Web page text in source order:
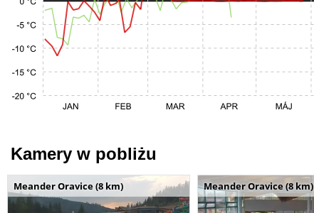
Kamery w pobliżu
Meander Oravice (8 km) Meander Oravice (8 km)